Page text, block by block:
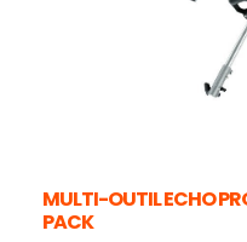
MULTI-OUTIL ECHO
PACK